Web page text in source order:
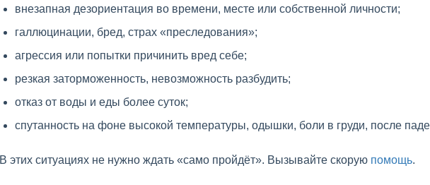
внезапная дезориентация во времени, месте или собственной личности;
галлюцинации, бред, страх «преследования»;
агрессия или попытки причинить вред себе;
резкая заторможенность, невозможность разбудить;
отказ от воды и еды более суток;
спутанность на фоне высокой температуры, одышки, боли в груди, после
В этих ситуациях не нужно ждать «само пройдёт». Вызывайте скорую помощь.